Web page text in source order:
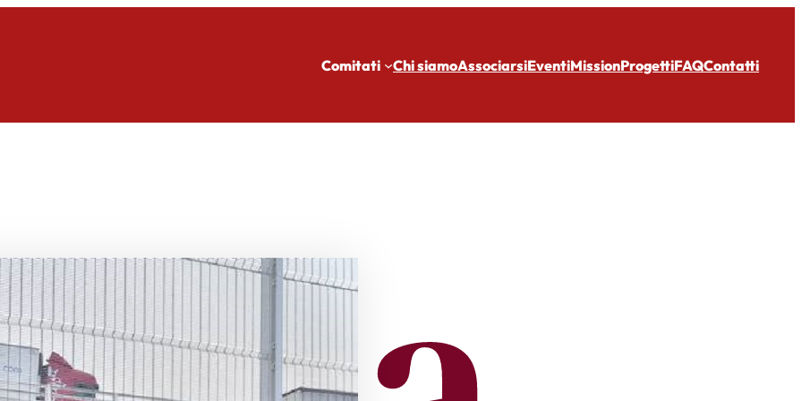
Comitati Chi siamoAssociarsiEventiMissionProgettiFAQContatti